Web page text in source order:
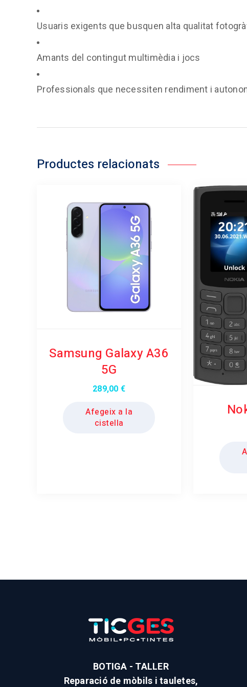
Usuaris exigents que busquen alta qualitat
Amants del contingut multimèdia i jocs
Professionals que necessiten rendiment i
Productes relacionats
Samsung Galaxy A36
5G
289,00 €
Afegeix a la
cistella
BOTIGA - TALLER
Reparació de mòbils i tauletes,